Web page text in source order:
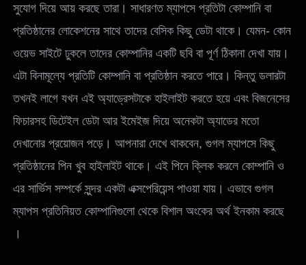
সুযোগ দিয়ে আয় করছে তারা। সাধারণত ম্যাপসে প্রতিটা কোম্পানি বা
প্রতিষ্ঠানের লোকেশনের সাথে তাদের বেসিক কিছু ডেটা থাকে। যেমন- কোন
ওয়েভ সাইটে ঢুকলে তাদের কোম্পানির একটি ছবি বা পূর্ণ ঠিকানা দেখা যায়।
এটা বিনামূল্যে প্রতিটি কোম্পানি বা প্রতিষ্ঠান করতে পারে। কিন্তু ডলারটা
তখনই লাগে যখন এই অ্যাড্রেসটাকে হাইলাইট করতে হয়ে এবং বিজনেসের
ফিচারসহ ডিটেইল ডেটা আর ইমেইজ দিয়ে অনেকটা অ্যাডের মতো
দেখানোর প্রয়োজন পড়ে। আপনারা দেখে থাকবেন, গুগল ম্যাপসে কিছু
প্রতিষ্ঠানের পিন খুব হাইলাইট থাকে। এই পিনে ক্লিক করলে কোম্পানি ও
এর সার্ভিস সম্পর্কে সুন্দর একটা এক্সপেরিয়েন্স পাওয়া যায়। এভাবে গুগল
ম্যাপস প্রতিনিয়ত কোম্পানিগুলো থেকে বিশাল অংকের অর্থ ইনকাম করছে
।